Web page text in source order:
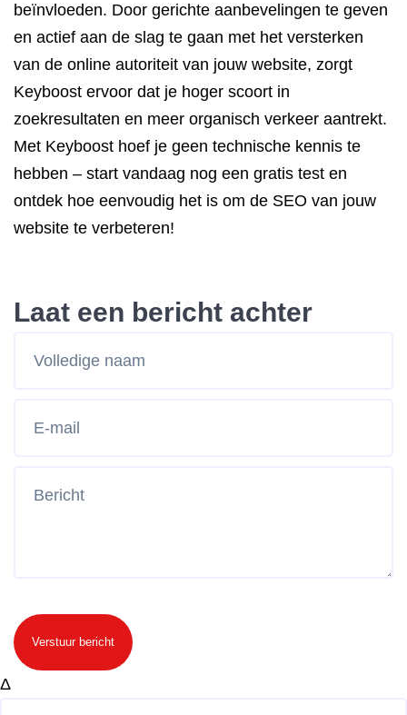
beïnvloeden. Door gerichte aanbevelingen te geven
en actief aan de slag te gaan met het versterken
van de online autoriteit van jouw website, zorgt
Keyboost ervoor dat je hoger scoort in
zoekresultaten en meer organisch verkeer aantrekt.
Met Keyboost hoef je geen technische kennis te
hebben – start vandaag nog een gratis test en
ontdek hoe eenvoudig het is om de SEO van jouw
website te verbeteren!
Laat een bericht achter
Verstuur bericht
Δ